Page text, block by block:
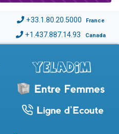
+33.1.80.20.5000 France
+1.437.887.14.93 Canada